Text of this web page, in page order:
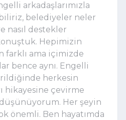
arkadaşlarımızla
belediyeler neler
nasıl destekler
Hepimizin
farklı ama içimizde
bence aynı. Engelli
herkesin
hikayesine çevirme
Her şeyin
önemli. Ben hayatımda